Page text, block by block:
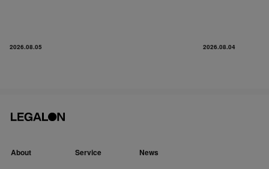
2026.08.05 2026.08.04
About Service News